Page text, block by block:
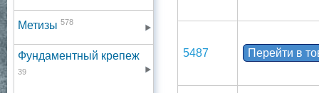
Метизы 578
Фундаментный крепеж
39
5487 Перейти в